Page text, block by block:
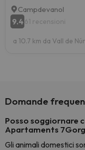
Campdevanol
9.461 recensioni
a 10.7 km da Vall de
Domande
Posso soggiornare
Apartaments
Gli animali domestici